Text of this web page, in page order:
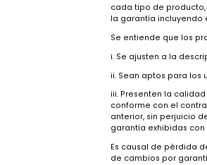
i. Que dicho
correo electrónico
como
iii. En caso de
con todas sus
Una vez TUGÓ
fecha en que
la devolución
13. GARANTÍA DE